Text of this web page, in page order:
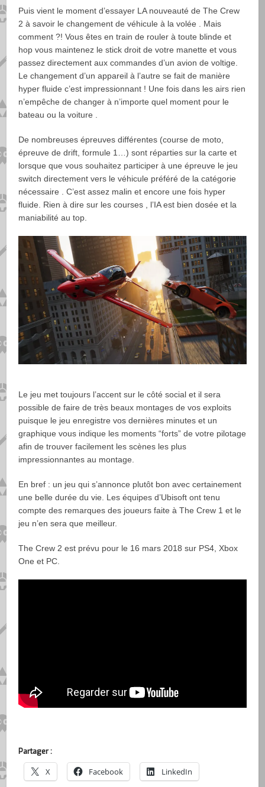
Puis vient le moment d’essayer LA nouveauté de The Crew
2 à savoir le changement de véhicule à la volée . Mais
comment ?! Vous êtes en train de rouler à toute blinde et
hop vous maintenez le stick droit de votre manette et vous
passez directement aux commandes d’un avion de voltige.
Le changement d’un appareil à l’autre se fait de manière
hyper fluide c’est impressionnant ! Une fois dans les airs rien
n’empêche de changer à n’importe quel moment pour le
bateau ou la voiture .
De nombreuses épreuves différentes (course de moto,
épreuve de drift, formule 1…) sont réparties sur la carte et
lorsque que vous souhaitez participer à une épreuve le jeu
switch directement vers le véhicule préféré de la catégorie
nécessaire . C’est assez malin et encore une fois hyper
fluide. Rien à dire sur les courses , l’IA est bien dosée et la
maniabilité au top.
Le jeu met toujours l’accent sur le côté social et il sera
possible de faire de très beaux montages de vos exploits
puisque le jeu enregistre vos dernières minutes et un
graphique vous indique les moments “forts” de votre pilotage
afin de trouver facilement les scènes les plus
impressionnantes au montage.
En bref : un jeu qui s’annonce plutôt bon avec certainement
une belle durée du vie. Les équipes d’Ubisoft ont tenu
compte des remarques des joueurs faite à The Crew 1 et le
jeu n’en sera que meilleur.
The Crew 2 est prévu pour le 16 mars 2018 sur PS4, Xbox
One et PC.
Partager :
X Facebook LinkedIn